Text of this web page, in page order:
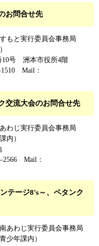
お問合せ先
もと実行委員会事務局
10号 洲本市役所4階
1510 Mail：
交流大会のお問合せ先
わじ実行委員会事務局
内）
2566 Mail：
テージ8's～、ペタンク
あわじ実行委員会事務局
少年課内）